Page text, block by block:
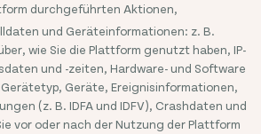
durchgeführten Aktionen,
und Geräteinformationen: z. B.
wie Sie die Plattform genutzt haben, IP-
und -zeiten, Hardware- und Software
Geräte, Ereignisinformationen,
(z. B. IDFA und IDFV), Crashdaten und
vor oder nach der Nutzung der Plattform